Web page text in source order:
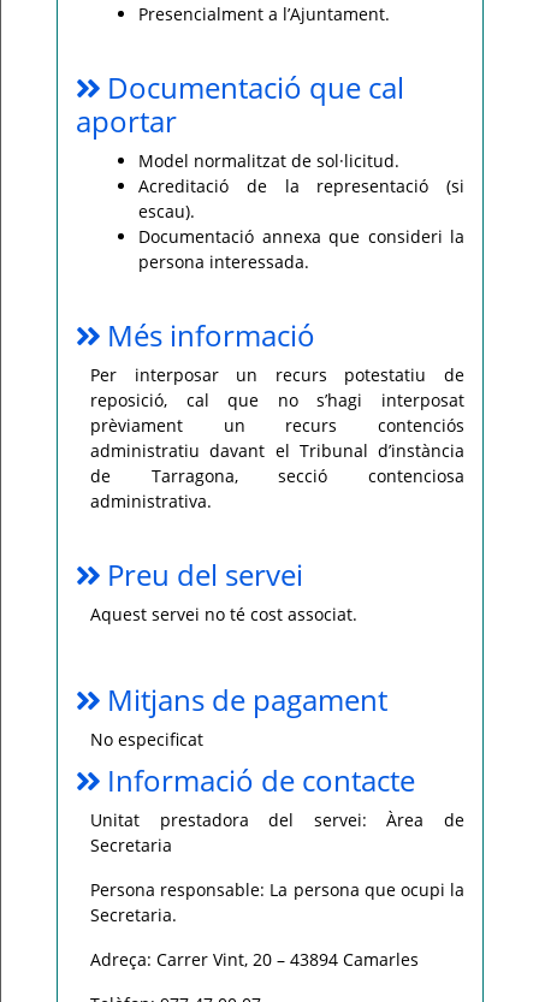
Presencialment a l’Ajuntament.
Documentació que cal
aportar
Model normalitzat de sol·licitud.
Acreditació de la representació (si
escau).
Documentació annexa que consideri la
persona interessada.
Més informació
Per interposar un recurs potestatiu de
reposició, cal que no s’hagi interposat
prèviament un recurs contenciós
administratiu davant el Tribunal d’instància
de Tarragona, secció contenciosa
administrativa.
Preu del servei
Aquest servei no té cost associat.
Mitjans de pagament
No especificat
Informació de contacte
Unitat prestadora del servei: Àrea de
Secretaria
Persona responsable: La persona que ocupi la
Secretaria.
Adreça: Carrer Vint, 20 – 43894 Camarles